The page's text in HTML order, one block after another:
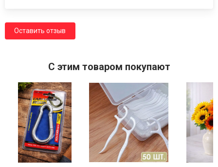
Оставить отзыв
C этим товаром покупают